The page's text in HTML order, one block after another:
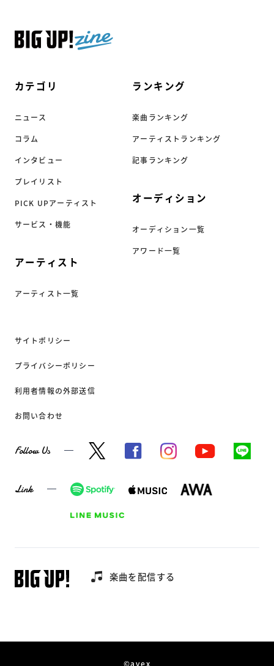
カテゴリ
ニュース
コラム
インタビュー
プレイリスト
PICK UPアーティスト
サービス・機能
アーティスト
アーティスト一覧
ランキング
楽曲ランキング
アーティストランキング
記事ランキング
オーディション
オーディション一覧
アワード一覧
サイトポリシー
プライバシーポリシー
利用者情報の外部送信
お問い合わせ
Follow Us
Link
楽曲を配信する
©avex